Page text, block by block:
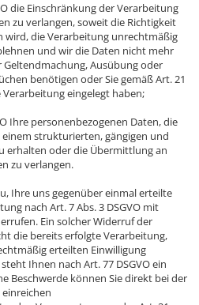
die Einschränkung der Verarbeitung
zu verlangen, soweit die Richtigkeit
die Verarbeitung unrechtmäßig
und wir die Daten nicht mehr
Geltendmachung, Ausübung oder
benötigen oder Sie gemäß Art. 21
Verarbeitung eingelegt haben;
Ihre personenbezogenen Daten, die
strukturierten, gängigen und
erhalten oder die Übermittlung an
zu verlangen.
Ihre uns gegenüber einmal erteilte
nach Art. 7 Abs. 3 DSGVO mit
Ein solcher Widerruf der
die bereits erfolgte Verarbeitung,
erteilten Einwilligung
Ihnen nach Art. 77 DSGVO ein
Beschwerde können Sie direkt bei der